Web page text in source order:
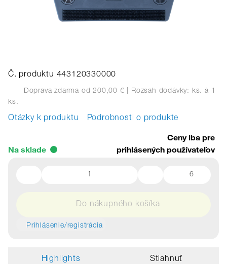
Č. produktu 443120330000
Doprava zdarma od 200,00 € | Rozsah dodávky: ks. à 1
ks.
Otázky k produktu Podrobnosti o produkte
Na sklade
Ceny iba pre
prihlásených používateľov
6
Do nákupného košíka
Prihlásenie/registrácia
Highlights Stiahnuť